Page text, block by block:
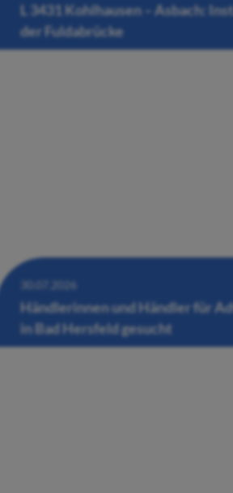
L 3431 Kohlhausen – Asbach:
der Fuldabrücke
30.07.2026
Händlerinnen und Händler für
in Bad Hersfeld gesucht